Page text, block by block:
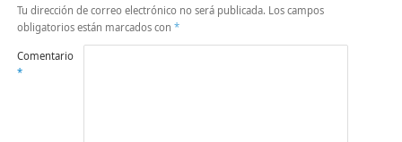
Tu dirección de correo electrónico no será publicada. Los campos
obligatorios están marcados con *
Comentario
*